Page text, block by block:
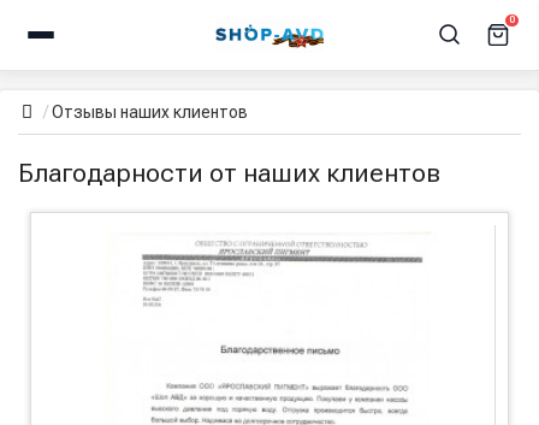
0
Отзывы наших клиентов
Благодарности от наших клиентов